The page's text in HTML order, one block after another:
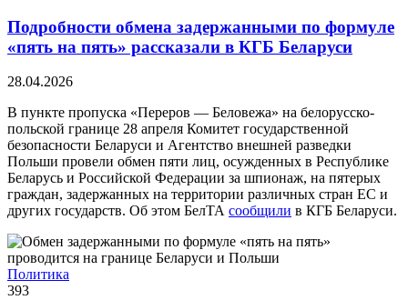
Подробности обмена задержанными по формуле
«пять на пять» рассказали в КГБ Беларуси
28.04.2026
В пункте пропуска «Переров — Беловежа» на белорусско-
польской границе 28 апреля Комитет государственной
безопасности Беларуси и Агентство внешней разведки
Польши провели обмен пяти лиц, осужденных в Республике
Беларусь и Российской Федерации за шпионаж, на пятерых
граждан, задержанных на территории различных стран ЕС и
других государств. Об этом БелТА сообщили в КГБ Беларуси.
Политика
393